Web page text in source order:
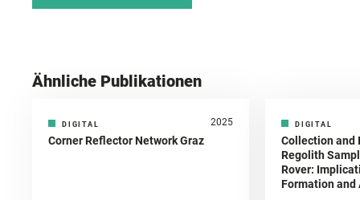
Ähnliche Publikationen
DIGITAL 2025
Corner Reflector Network Graz
DIGITAL
Collection and
Regolith
Rover:
Formation